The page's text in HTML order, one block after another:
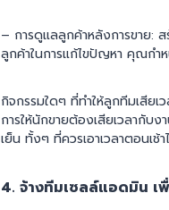
– การดูแลลูกค้าหลังการขาย: ส
ลูกค้าในการแก้ไขปัญหา คุณกำ
กิจกรรมใดๆ ที่ทำให้ลูกทีมเสียเ
การให้นักขายต้องเสียเวลากับ
เย็น ทั้งๆ ที่ควรเอาเวลาตอนเช้
4. จ้างทีมเซลล์แอดมิน เ